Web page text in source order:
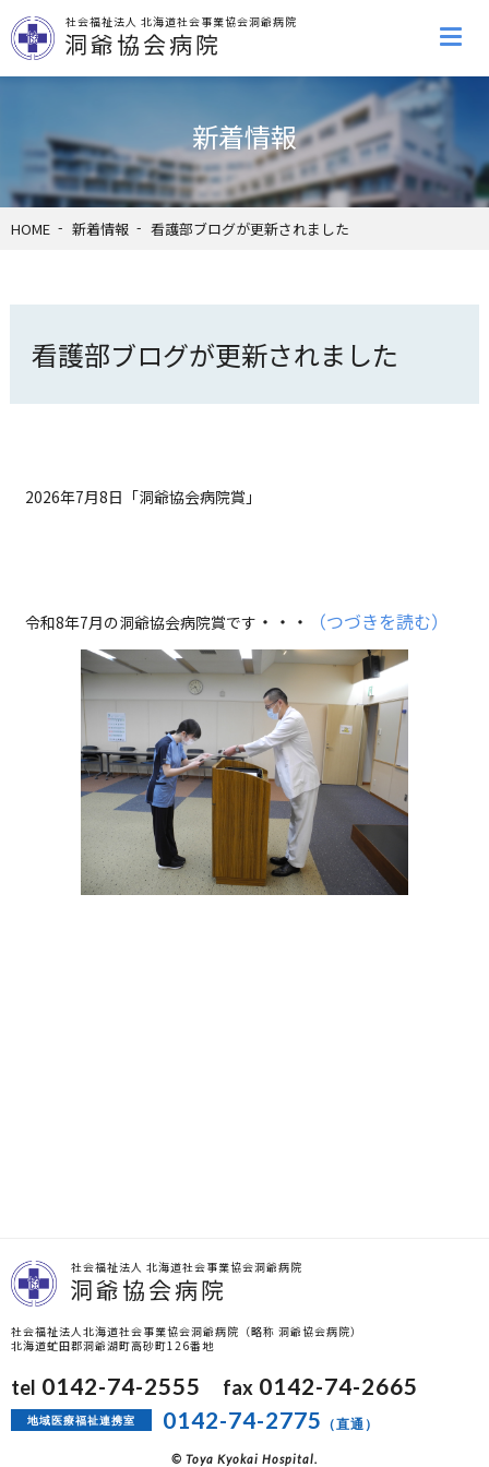
社会福祉法人 北海道社会事業協会洞爺病院
洞爺協会病院
新着情報
HOME 新着情報 看護部ブログが更新されました
看護部ブログが更新されました
2026年7月8日「洞爺協会病院賞」
令和8年7月の洞爺協会病院賞です ・ ・・ （つづきを読む）
社会福祉法人 北海道社会事業協会洞爺病院
洞爺協会病院
社会福祉法人北海道社会事業協会洞爺病院（略称 洞爺協会病院）
北海道虻田郡洞爺湖町高砂町126番地
tel 0142-74-2555 fax 0142-74-2665
地域医療福祉連携室 0142-74-2775 （直通）
© Toya Kyokai Hospital.